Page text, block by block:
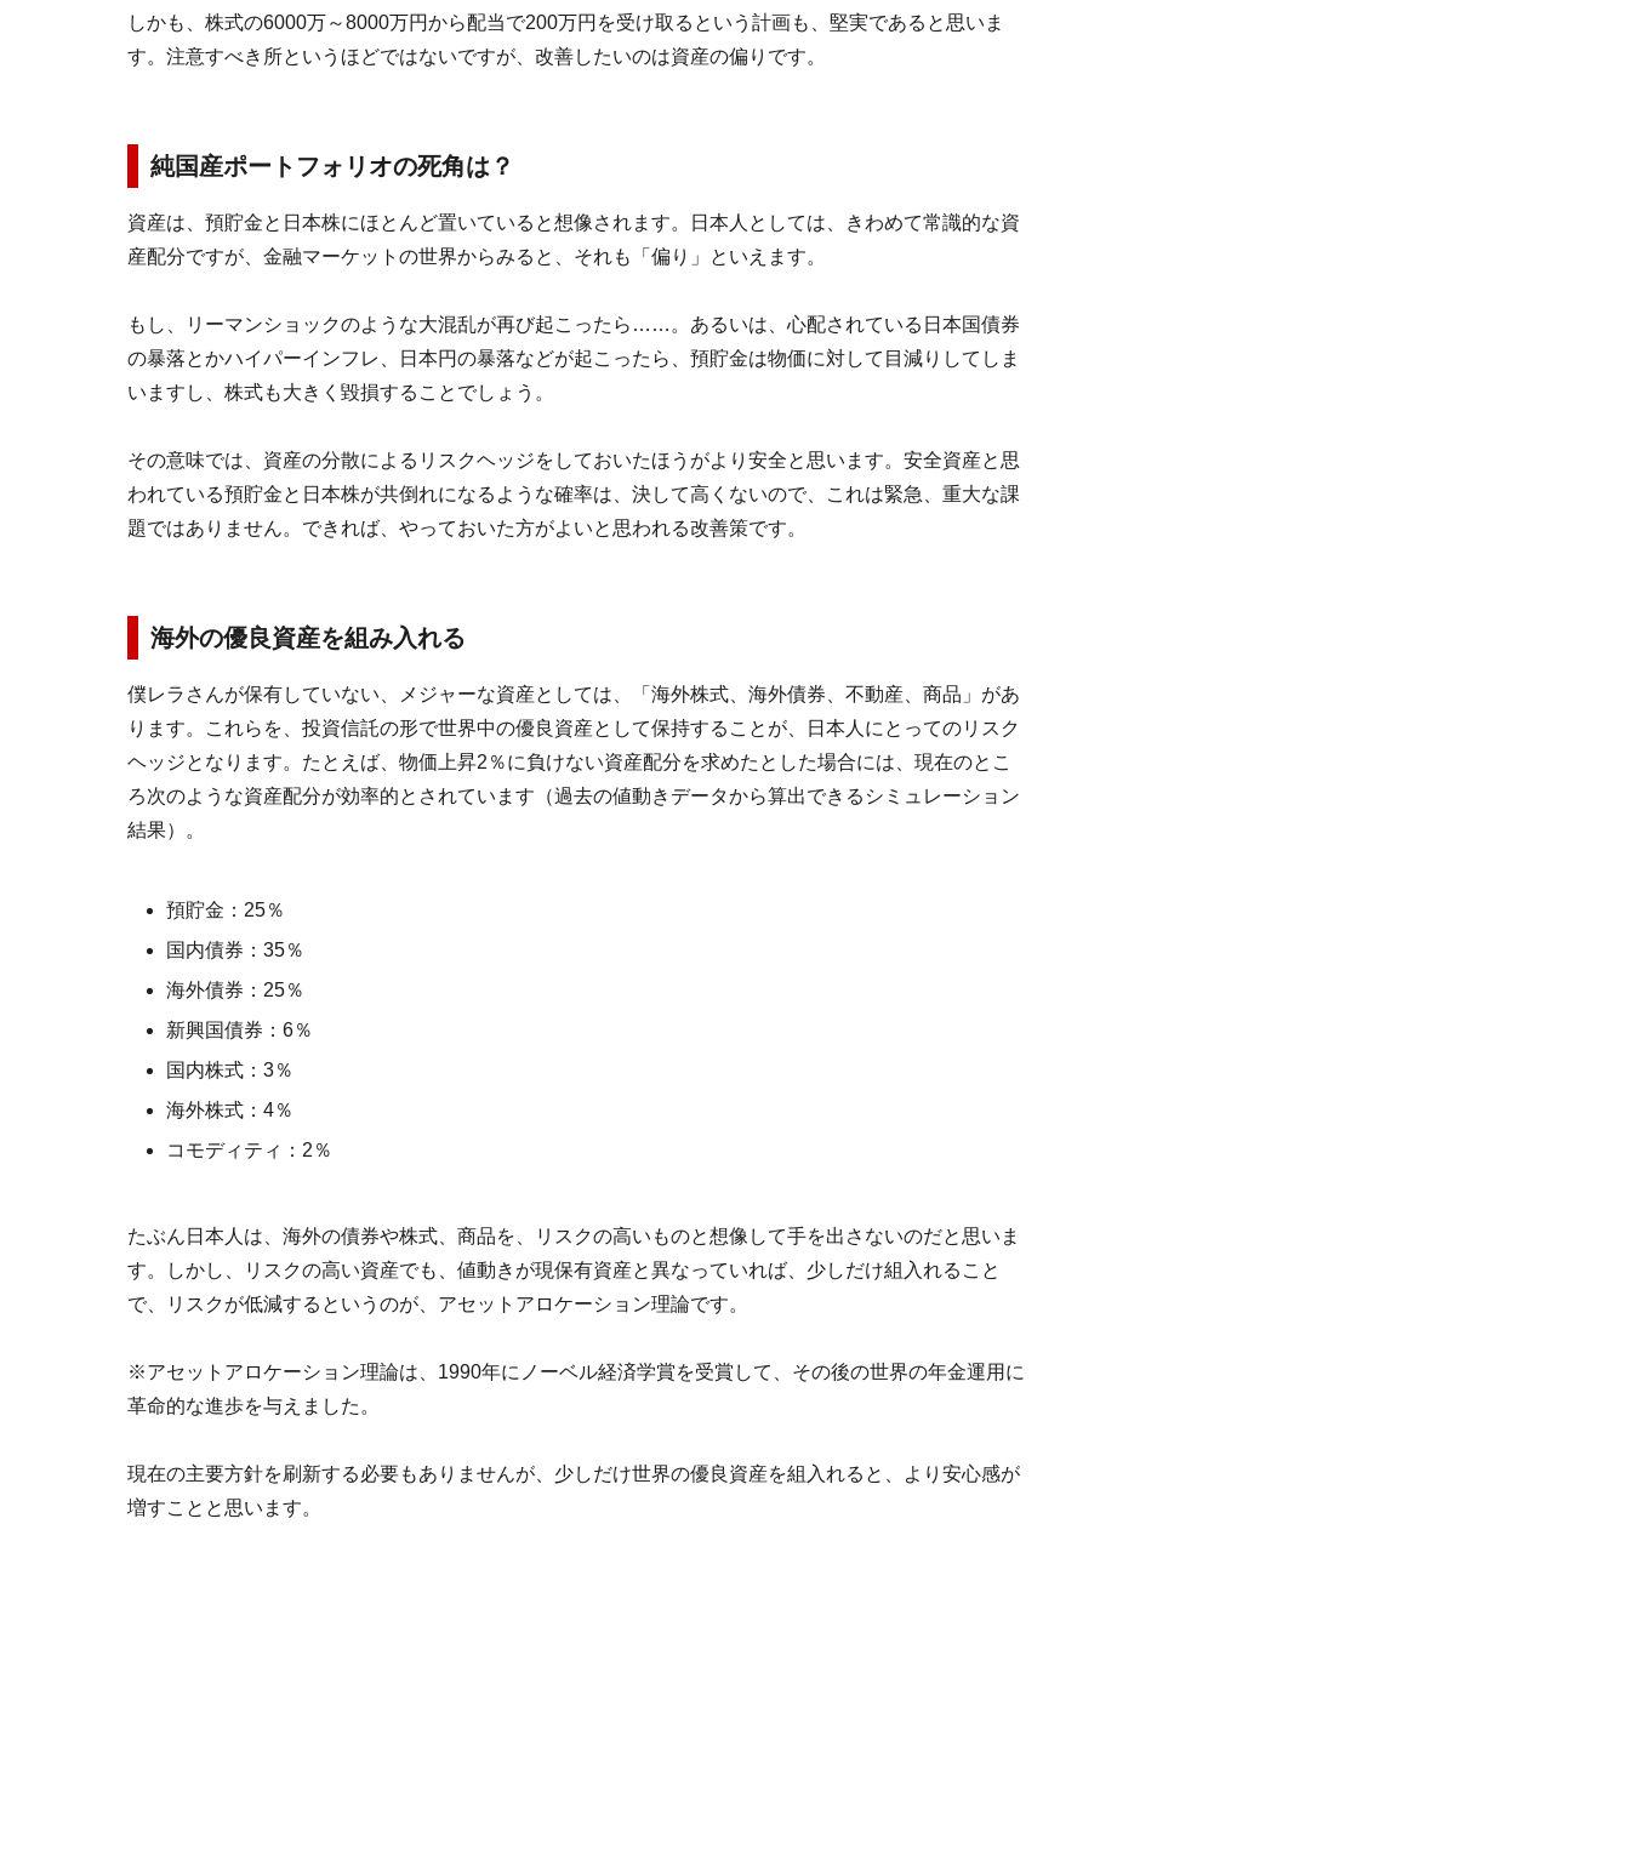
しかも、株式の6000万～8000万円から配当で200万円を受け取るという計画も、堅実であると思いま
す。注意すべき所というほどではないですが、改善したいのは資産の偏りです。
純国産ポートフォリオの死角は？
資産は、預貯金と日本株にほとんど置いていると想像されます。日本人としては、きわめて常識的な資
産配分ですが、金融マーケットの世界からみると、それも「偏り」といえます。
もし、リーマンショックのような大混乱が再び起こったら……。あるいは、心配されている日本国債券
の暴落とかハイパーインフレ、日本円の暴落などが起こったら、預貯金は物価に対して目減りしてしま
いますし、株式も大きく毀損することでしょう。
その意味では、資産の分散によるリスクヘッジをしておいたほうがより安全と思います。安全資産と思
われている預貯金と日本株が共倒れになるような確率は、決して高くないので、これは緊急、重大な課
題ではありません。できれば、やっておいた方がよいと思われる改善策です。
海外の優良資産を組み入れる
僕レラさんが保有していない、メジャーな資産としては、「海外株式、海外債券、不動産、商品」があ
ります。これらを、投資信託の形で世界中の優良資産として保持することが、日本人にとってのリスク
ヘッジとなります。たとえば、物価上昇2％に負けない資産配分を求めたとした場合には、現在のとこ
ろ次のような資産配分が効率的とされています（過去の値動きデータから算出できるシミュレーション
結果）。
預貯金：25％
国内債券：35％
海外債券：25％
新興国債券：6％
国内株式：3％
海外株式：4％
コモディティ：2％
たぶん日本人は、海外の債券や株式、商品を、リスクの高いものと想像して手を出さないのだと思いま
す。しかし、リスクの高い資産でも、値動きが現保有資産と異なっていれば、少しだけ組入れること
で、リスクが低減するというのが、アセットアロケーション理論です。
※アセットアロケーション理論は、1990年にノーベル経済学賞を受賞して、その後の世界の年金運用に
革命的な進歩を与えました。
現在の主要方針を刷新する必要もありませんが、少しだけ世界の優良資産を組入れると、より安心感が
増すことと思います。